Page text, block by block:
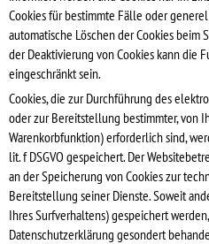
Cookies für bestimmte Fälle oder
automatische Löschen der Cookies beim
der Deaktivierung von Cookies kann die
eingeschränkt sein.
Cookies, die zur Durchführung des
oder zur Bereitstellung bestimmter, von
Warenkorbfunktion) erforderlich sind,
lit. f DSGVO gespeichert. Der
an der Speicherung von Cookies zur
Bereitstellung seiner Dienste. Soweit
Ihres Surfverhaltens) gespeichert
Datenschutzerklärung gesondert